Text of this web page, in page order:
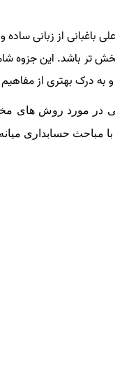
علی باغبانی از زبانی
تر باشد. این جزوه
به درک بهتری از
در مورد روش‌ های
حسابداری